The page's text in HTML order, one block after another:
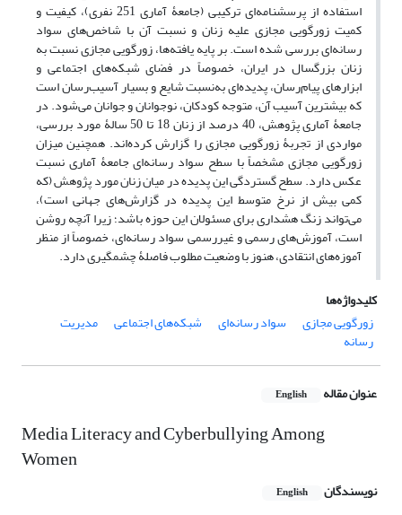
استفاده از پرسشنامه‌ای ترکیبی (جامعۀ آماری 251 نفری)، کیفیت و
کمیت زورگویی مجازی علیه زنان و نسبت آن با شاخص‌های سواد
رسانه‌ای بررسی شده است. بر پایه یافته‌ها، زورگویی مجازی نسبت به
زنان بزرگسال در ایران، خصوصاً در فضای شبکه‌های اجتماعی و
ابزارهای پیام‌رسان، پدیده‌ای به‌نسبت شایع و بسیار آسیب‌رسان است
که بیشترین آسیب آن، متوجه کودکان، نوجوانان و جوانان می‌شود. در
جامعۀ آماری پژوهش، 40 درصد از زنان 18 تا 50 سالۀ مورد بررسی،
مواردی از تجربۀ زورگویی مجازی را گزارش کرده‌اند. همچنین میزان
زورگویی مجازی مشخصاً با سطح سواد رسانه‌ای جامعۀ آماری نسبت
عکس دارد. سطح گستردگی این پدیده در میان زنان مورد پژوهش (که
کمی بیش از نرخ متوسط این پدیده در گزارش‌های جهانی است)،
می‌تواند زنگ هشداری برای مسئولان این حوزه باشد؛ زیرا آنچه روشن
است، آموزش‌های رسمی و غیررسمی سواد رسانه‌ای، خصوصاً از منظر
آموزه‌های انتقادی، هنوز با وضعیت مطلوب فاصلۀ چشمگیری دارد.
کلیدواژه‌ها
زورگویی مجازی
سواد رسانه‌ای شبکه‌های اجتماعی مدیریت
رسانه
عنوان مقاله English
Media Literacy and Cyberbullying Among
Women
نویسندگان English